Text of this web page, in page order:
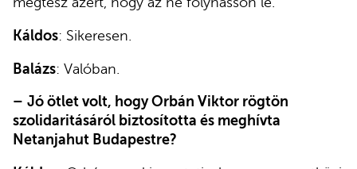
Káldos: Sikeresen.
Balázs: Valóban.
– Jó ötlet volt, hogy Orbán Viktor rögtön
szolidaritásáról biztosította és meghívta
Netanjahut Budapestre?